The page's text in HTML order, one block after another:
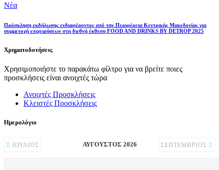
Νέα
Πρόσκληση εκδήλωσης ενδιαφέροντος από την Περιφέρεια Κεντρικής Μακεδονίας για
συμμετοχή επιχειρήσεων στη διεθνή έκθεση FOOD AND DRINKS BY DETROP 2025
Χρηματοδοτήσεις
Χρησιμοποιήστε το παρακάτω φίλτρο για να βρείτε ποιες
προσκλήσεις είναι ανοιχτές τώρα
Ανοιχτές Προσκλήσεις
Κλειστές Προσκλήσεις
Ημερολόγιο
ΙΟΎΛΙΟΣ ΑΎΓΟΥΣΤΟΣ 2026 ΣΕΠΤΈΜΒΡΙΟΣ